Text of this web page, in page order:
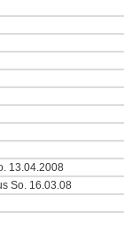
13.04.2008
So. 16.03.08